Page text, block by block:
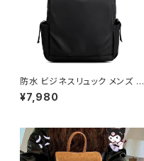
防水 ビジネスリュック メンズ レ
ディース PC対応 大容量 通勤リ
ュック 通学バッグ バックパック
サイズ K-B0273
¥7,980